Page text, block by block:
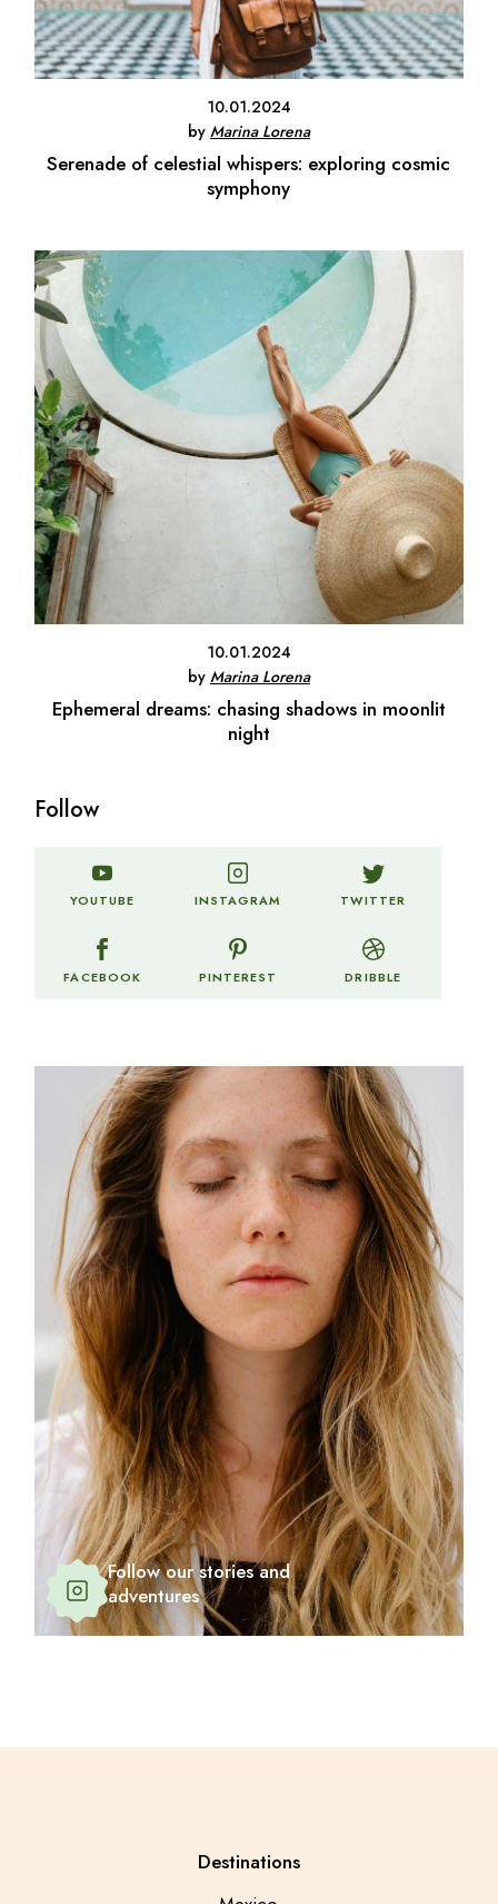
10.01.2024
by Marina Lorena
Serenade of celestial whispers: exploring cosmic
symphony
10.01.2024
by Marina Lorena
Ephemeral dreams: chasing shadows in moonlit
night
Follow
YOUTUBE INSTAGRAM TWITTER
FACEBOOK PINTEREST DRIBBLE
Follow our stories and
adventures
Destinations